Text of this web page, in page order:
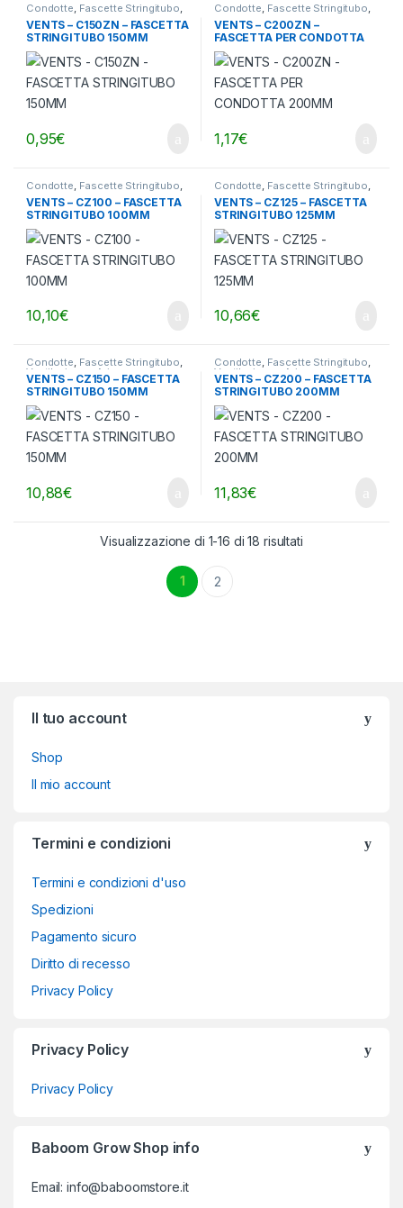
Condotte, Fascette Stringitubo,
Ventilazione - Aria
VENTS – C150ZN – FASCETTA
STRINGITUBO 150MM
0,95€
Condotte, Fascette Stringitubo,
Ventilazione - Aria
VENTS – C200ZN –
FASCETTA PER CONDOTTA
200MM
1,17€
Condotte Fascette Stringitubo
Ventilazione - Aria
VENTS – CZ100 – FASCETTA
STRINGITUBO 100MM
10,10€
Condotte Fascette Stringitubo
Ventilazione - Aria
VENTS – CZ125 – FASCETTA
STRINGITUBO 125MM
10,66€
Condotte, Fascette Stringitubo,
Ventilazione - Aria
VENTS – CZ150 – FASCETTA
STRINGITUBO 150MM
10,88€
Condotte, Fascette Stringitubo,
Ventilazione - Aria
VENTS – CZ200 – FASCETTA
STRINGITUBO 200MM
11,83€
Visualizzazione di 1-16 di 18 risultati
1 2
Il tuo account
Shop
Il mio account
Termini e condizioni
Termini e condizioni d'uso
Spedizioni
Pagamento sicuro
Diritto di recesso
Privacy Policy
Privacy Policy
Privacy Policy
Baboom Grow Shop info
Email: info@baboomstore.it